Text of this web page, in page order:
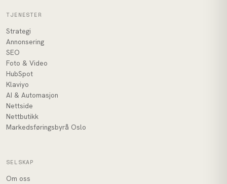
TJENESTER
Strategi
Annonsering
SEO
Foto & Video
HubSpot
Klaviyo
AI & Automasjon
Nettside
Nettbutikk
Markedsføringsbyrå Oslo
SELSKAP
Om oss